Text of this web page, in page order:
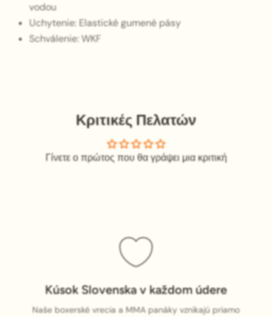
vodou
Uchytenie: Elastické gumené pásy
Schválenie: WKF
Κριτικές Πελατών
Γίνετε ο πρώτος που θα γράψει μια κριτική
Kúsok Slovenska v každom údere
Naše boxerské vrecia a MMA panáky vznikajú priamo